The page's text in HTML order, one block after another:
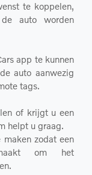
te koppelen,
auto worden
app te kunnen
auto aanwezig
tags.
of krijgt u een
helpt u graag.
zodat een
om het